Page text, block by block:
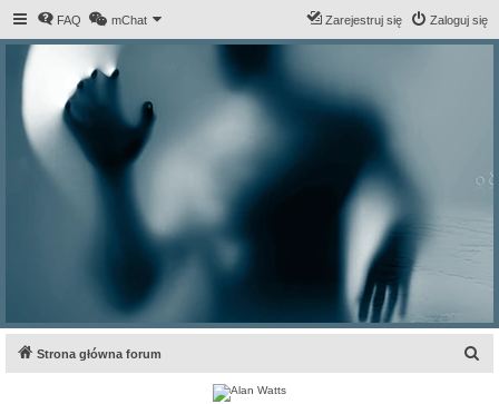
FAQ mChat Zaloguj się
Zarejestruj się
Strona główna forum